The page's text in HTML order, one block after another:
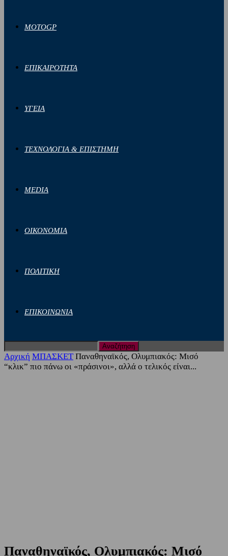
MOTOGP
ΕΠΙΚΑΙΡΟΤΗΤΑ
ΥΓΕΙΑ
ΤΕΧΝΟΛΟΓΙΑ & ΕΠΙΣΤΗΜΗ
MEDIA
ΟΙΚΟΝΟΜΙΑ
ΠΟΛΙΤΙΚΗ
ΕΠΙΚΟΙΝΩΝΙΑ
Αρχική ΜΠΑΣΚΕΤ Παναθηναϊκός, Ολυμπιακός: Μισό
“κλικ” πιο πάνω οι «πράσινοι», αλλά ο τελικός είναι...
Παναθηναϊκός, Ολυμπιακός: Μισό